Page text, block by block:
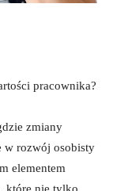
pracownika?
zmiany
w rozwój osobisty
elementem